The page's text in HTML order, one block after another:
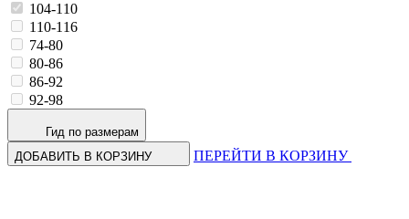
104-110
110-116
74-80
80-86
86-92
92-98
Гид по размерам
ДОБАВИТЬ В КОРЗИНУ
ПЕРЕЙТИ В КОРЗИНУ